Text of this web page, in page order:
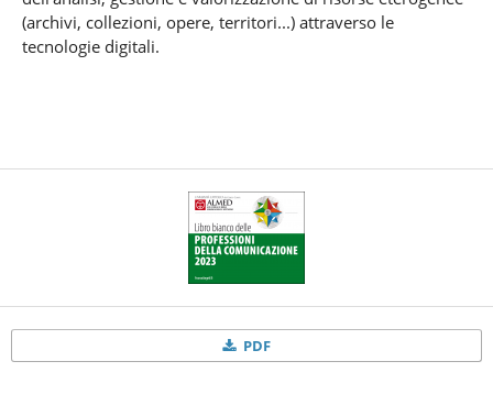
(archivi, collezioni, opere, territori...) attraverso le
tecnologie digitali.
PDF